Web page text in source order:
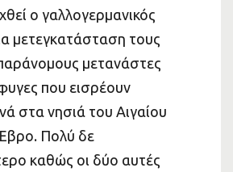
ο γαλλογερμανικός
μετεγκατάσταση τους
μετανάστες
που εισρέουν
στα νησιά του Αιγαίου
Πολύ δε
καθώς οι δύο αυτές